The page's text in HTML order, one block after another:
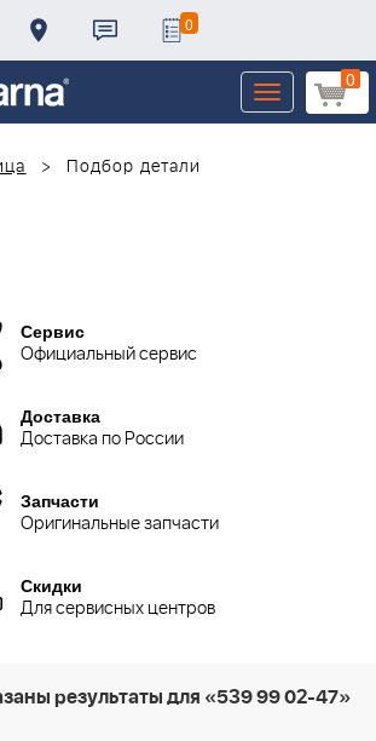
0
0
Toggle
navigation
Подбор детали
Сервис
Официальный сервис
Доставка
Доставка по России
Запчасти
Оригинальные запчасти
Скидки
Для сервисных центров
результаты для «539 99 02-47»